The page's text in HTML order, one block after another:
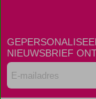
NIEUWSBRIEF